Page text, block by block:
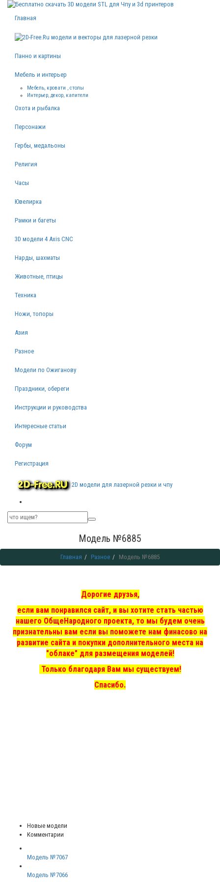
Главная
Панно и картины
Мебель и интерьер
Мебель, кровати , столы
Интерьер, декор, капители
Охота и рыбалка
Персонажи
Гербы, медальоны
Религия
Часы
Ювелирка
Рамки и багеты
3D модели 4 Axis CNC
Нарды, шахматы
Животные, птицы
Техника
Ножи, топоры
Азия
Разное
Модели по Ожиганову
Праздники, обереги
Инструкции и руководства
Интересные статьи
Форум
Регистрация
2D модели для лазерной резки и чпу
Модель №6885
Главная Разное Модель №6885
Дорогие друзья,
если вам понравился сайт, и вы хотите стать частью
нашего ОбщеНародного проекта, то мы будем очень
признательны вам если вы поможете нам финасово на
развитие сайта и покупки дополнительного места на
"облаке" для размещения моделей!
Только благодаря Вам мы существуем!
Спасибо.
Новые модели
Комментарии
Модель №7067
Модель №7066